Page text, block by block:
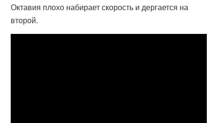
Октавия плохо набирает скорость и дергается на
второй.